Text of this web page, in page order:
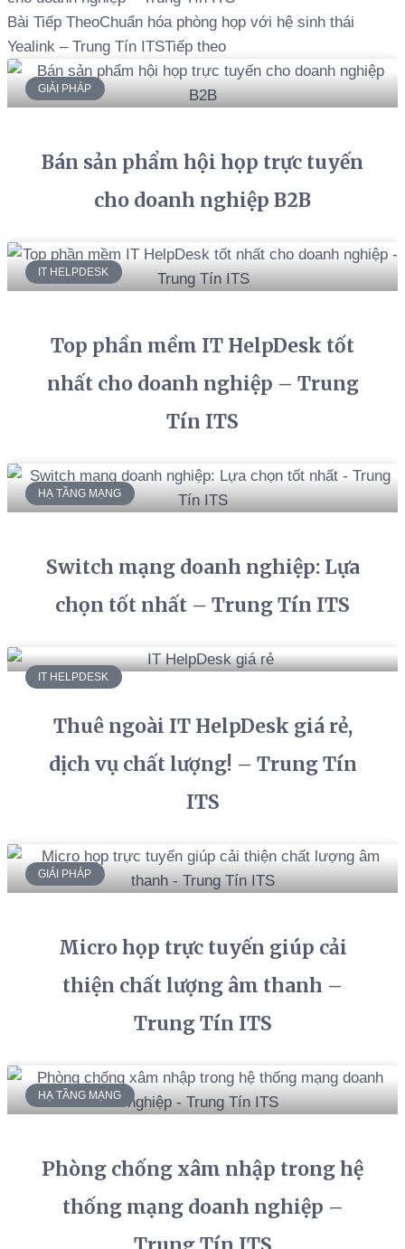
Bài Tiếp TheoChuẩn hóa phòng họp với hệ sinh thái
Yealink – Trung Tín ITSTiếp theo
GIẢI PHÁP
Bán sản phẩm hội họp trực tuyến
cho doanh nghiệp B2B
IT HELPDESK
Top phần mềm IT HelpDesk tốt
nhất cho doanh nghiệp – Trung
Tín ITS
HẠ TẦNG MẠNG
Switch mạng doanh nghiệp: Lựa
chọn tốt nhất – Trung Tín ITS
IT HELPDESK
Thuê ngoài IT HelpDesk giá rẻ,
dịch vụ chất lượng! – Trung Tín
ITS
GIẢI PHÁP
Micro họp trực tuyến giúp cải
thiện chất lượng âm thanh –
Trung Tín ITS
HẠ TẦNG MẠNG
Phòng chống xâm nhập trong hệ
thống mạng doanh nghiệp –